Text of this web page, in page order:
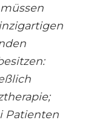
Patienten